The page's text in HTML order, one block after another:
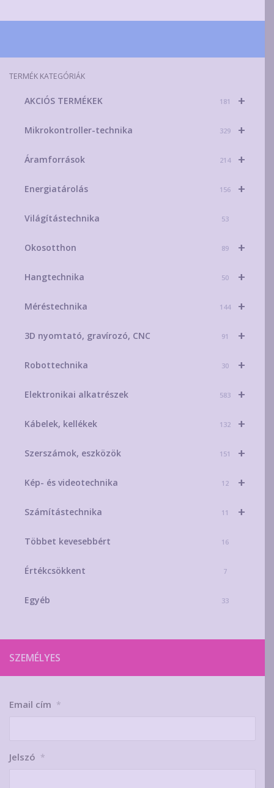
TERMÉK KATEGÓRIÁK
+
AKCIÓS TERMÉKEK 181
+
Mikrokontroller-technika 329
+
Áramforrások 214
+
Energiatárolás 156
Világítástechnika 53
+
Okosotthon 89
+
Hangtechnika 50
+
Méréstechnika 144
+
3D nyomtató, gravírozó, CNC 91
+
Robottechnika 30
+
Elektronikai alkatrészek 583
+
Kábelek, kellékek 132
+
Szerszámok, eszközök 151
+
Kép- és videotechnika 12
+
Számítástechnika 11
Többet kevesebbért 16
Értékcsökkent 7
Egyéb 33
SZEMÉLYES
Email cím *
Jelszó *